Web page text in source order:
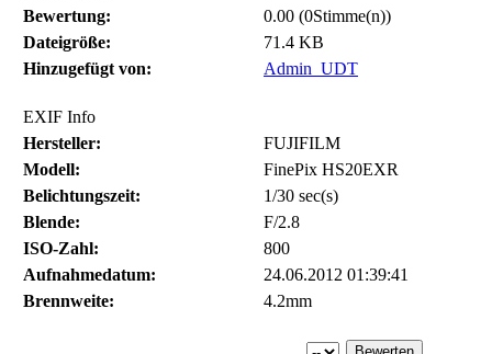
Bewertung:
0.00 (0Stimme(n))
Dateigröße:
71.4 KB
Hinzugefügt von:
Admin_UDT
EXIF Info
Hersteller:
FUJIFILM
Modell:
FinePix HS20EXR
Belichtungszeit:
1/30 sec(s)
Blende:
F/2.8
ISO-Zahl:
800
Aufnahmedatum:
24.06.2012 01:39:41
Brennweite:
4.2mm